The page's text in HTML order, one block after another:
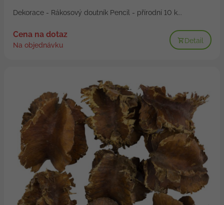
Dekorace - Rákosový doutník Pencil - přírodní 10 k...
Cena na dotaz
Na objednávku
Detail